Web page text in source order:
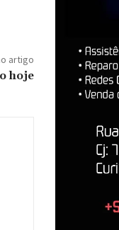
artigo
hoje